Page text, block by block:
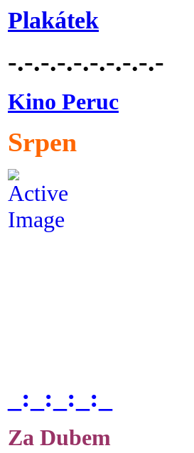
Plakátek
-.-.-.-.-.-.-.-.-.-
Kino Peruc
Srpen
_:_:_:_:_
Za Dubem